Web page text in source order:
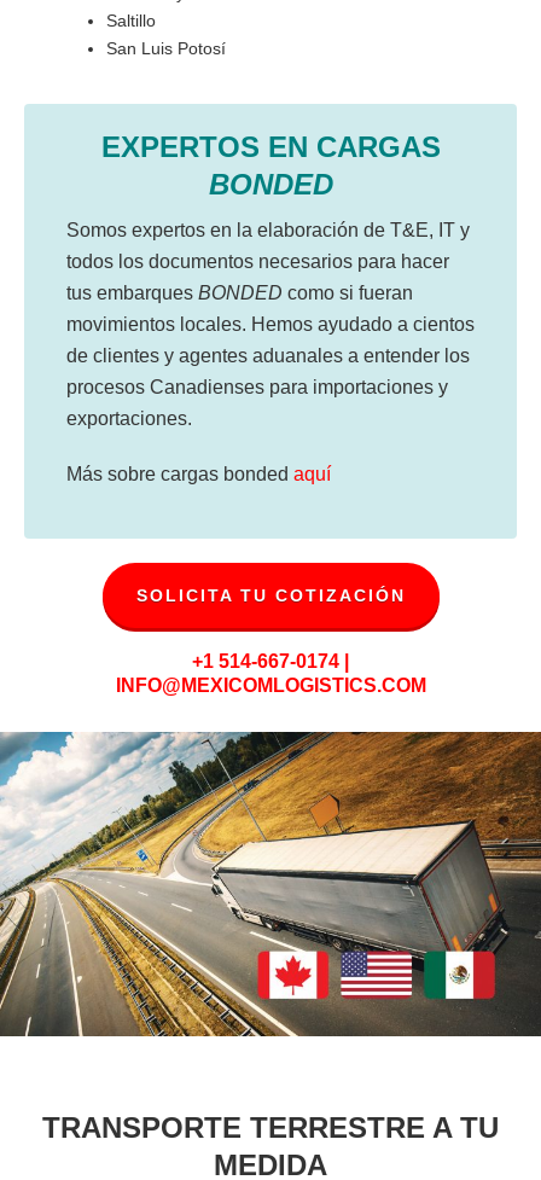
Saltillo
San Luis Potosí
EXPERTOS EN CARGAS
BONDED
Somos expertos en la elaboración de T&E, IT y
todos los documentos necesarios para hacer
tus embarques BONDED como si fueran
movimientos locales. Hemos ayudado a cientos
de clientes y agentes aduanales a entender los
procesos Canadienses para importaciones y
exportaciones.
Más sobre cargas bonded aquí
SOLICITA TU COTIZACIÓN
+1 514-667-0174 |
INFO@MEXICOMLOGISTICS.COM
TRANSPORTE TERRESTRE A TU
MEDIDA